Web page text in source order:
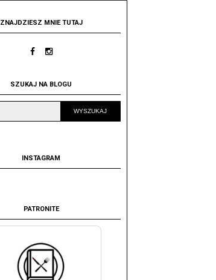
ZNAJDZIESZ MNIE TUTAJ
SZUKAJ NA BLOGU
INSTAGRAM
PATRONITE